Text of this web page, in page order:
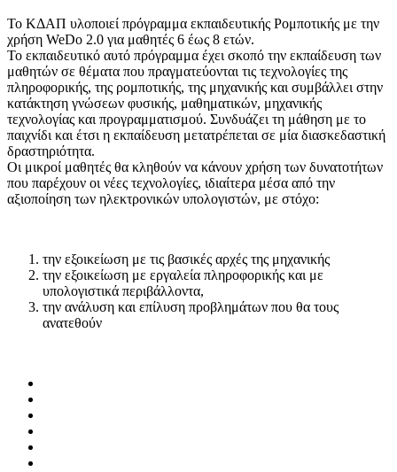
Το ΚΔΑΠ υλοποιεί πρόγραμμα εκπαιδευτικής Ρομποτικής με την
χρήση WeDo 2.0 για μαθητές 6 έως 8 ετών.
Το εκπαιδευτικό αυτό πρόγραμμα έχει σκοπό την εκπαίδευση των
μαθητών σε θέματα που πραγματεύονται τις τεχνολογίες της
πληροφορικής, της ρομποτικής, της μηχανικής και συμβάλλει στην
κατάκτηση γνώσεων φυσικής, μαθηματικών, μηχανικής
τεχνολογίας και προγραμματισμού. Συνδυάζει τη μάθηση με το
παιχνίδι και έτσι η εκπαίδευση μετατρέπεται σε μία διασκεδαστική
δραστηριότητα.
Οι μικροί μαθητές θα κληθούν να κάνουν χρήση των δυνατοτήτων
που παρέχουν οι νέες τεχνολογίες, ιδιαίτερα μέσα από την
αξιοποίηση των ηλεκτρονικών υπολογιστών, με στόχο:
την εξοικείωση με τις βασικές αρχές της μηχανικής
την εξοικείωση με εργαλεία πληροφορικής και με
υπολογιστικά περιβάλλοντα,
την ανάλυση και επίλυση προβλημάτων που θα τους
ανατεθούν